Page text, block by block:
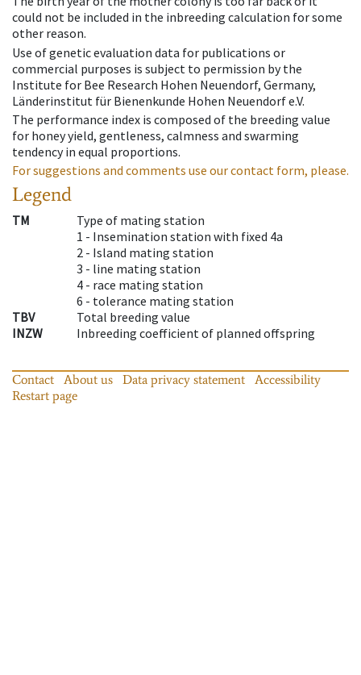
could not be included in the inbreeding calculation for some
other reason.
Use of genetic evaluation data for publications or
commercial purposes is subject to permission by the
Institute for Bee Research Hohen Neuendorf, Germany,
Länderinstitut für Bienenkunde Hohen Neuendorf e.V.
The performance index is composed of the breeding value
for honey yield, gentleness, calmness and swarming
tendency in equal proportions.
For suggestions and comments use our contact form, please.
Legend
TM
Type of mating station
1 - Insemination station with fixed 4a
2 - Island mating station
3 - line mating station
4 - race mating station
6 - tolerance mating station
TBV
Total breeding value
INZW
Inbreeding coefficient of planned offspring
Contact About us Data privacy statement
Accessibility
Restart page